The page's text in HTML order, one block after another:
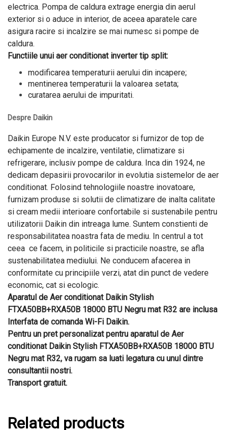
electrica. Pompa de caldura extrage energia din aerul
exterior si o aduce in interior, de aceea aparatele care
asigura racire si incalzire se mai numesc si pompe de
caldura.
Functiile unui aer conditionat inverter tip split:
modificarea temperaturii aerului din incapere;
mentinerea temperaturii la valoarea setata;
curatarea aerului de impuritati.
Despre Daikin
​Daikin Europe N.V. este producator si furnizor de top de
echipamente de incalzire, ventilatie, climatizare si
refrigerare, inclusiv pompe de caldura. Inca din 1924, ne
dedicam depasirii provocarilor in evolutia sistemelor de aer
conditionat. Folosind tehnologiile noastre inovatoare,
furnizam produse si solutii de climatizare de inalta calitate
si cream medii interioare confortabile si sustenabile pentru
utilizatorii Daikin din intreaga lume. Suntem constienti de
responsabilitatea noastra fata de mediu. In centrul a tot
ceea ce facem, in politicile si practicile noastre, se afla
sustenabilitatea mediului. Ne conducem afacerea in
conformitate cu principiile verzi, atat din punct de vedere
economic, cat si ecologic.
Aparatul de Aer conditionat Daikin Stylish
FTXA50BB+RXA50B 18000 BTU Negru mat R32 are inclusa
Interfata de comanda Wi-Fi Daikin.
Pentru un pret personalizat pentru aparatul de Aer
conditionat Daikin Stylish FTXA50BB+RXA50B 18000 BTU
Negru mat R32, va rugam sa luati legatura cu unul dintre
consultantii nostri.
Transport gratuit.
Related products